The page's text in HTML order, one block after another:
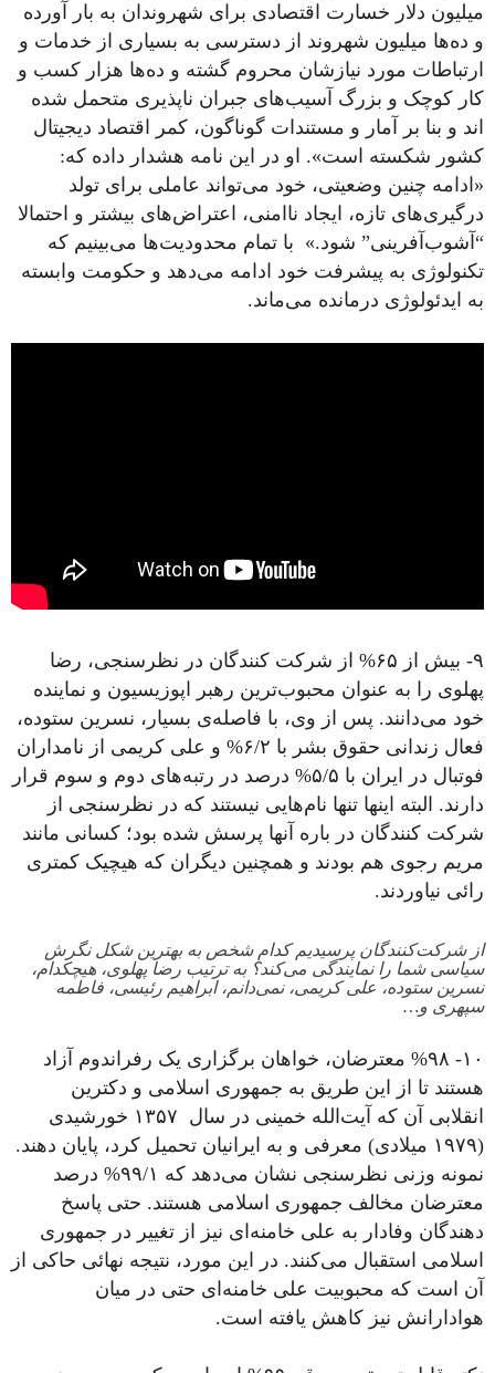
میلیون دلار خسارت اقتصادی برای شهروندان به بار آورده
و ده‌ها میلیون شهروند از دسترسی به بسیاری از خدمات و
ارتباطات مورد نیازشان محروم گشته و ده‌ها هزار کسب و
کار کوچک و بزرگ آسیب‌های جبران ناپذیری متحمل شده
اند و بنا بر آمار و مستندات گوناگون، کمر اقتصاد دیجیتال
کشور شکسته است». او در این نامه هشدار داده که:
«ادامه چنین وضعیتی، خود می‌تواند عاملی برای تولد
درگیری‌های تازه، ایجاد ناامنی، اعتراض‌های بیشتر و احتمالا
“آشوب‌آفرینی” شود.» با تمام محدودیت‌ها می‌بینیم که
تکنولوژی به پیشرفت خود ادامه می‌دهد و حکومت وابسته
به ایدئولوژی درمانده می‌ماند.
۹- بیش از ۶۵% از شرکت کنندگان در نظرسنجی، رضا
پهلوی را به عنوان محبوب‌ترین رهبر اپوزیسیون و نماینده
خود می‌دانند. پس از وی، با فاصله‌ی بسیار، نسرین ستوده،
فعال زندانی حقوق بشر با ۶/۲% و علی کریمی‌ از نامداران
فوتبال در ایران با ۵/۵% درصد در رتبه‌های دوم و سوم قرار
دارند. البته اینها تنها نام‌هایی نیستند که در نظرسنجی از
شرکت کنندگان در باره آنها پرسش شده بود؛ کسانی مانند
مریم رجوی هم بودند و همچنین دیگران که هیچیک کمتری
رائی نیاوردند.
از شرکت‌کنندگان پرسیدیم کدام شخص به بهترین شکل نگرش
سیاسی شما را نمایندگی می‌کند؟ به ترتیب رضا پهلوی، هیچکدام،
نسرین ستوده، علی کریمی، نمی‌دانم، ابراهیم رئیسی، فاطمه
سپهری و…
۱۰- %۹۸ معترضان، خواهان برگزاری یک رفراندوم آزاد
هستند تا از این طریق به جمهوری اسلامی و دکترین
انقلابی آن که آیت‌الله خمینی در سال ۱۳۵۷ خورشیدی
(۱۹۷۹ میلادی) معرفی و به ایرانیان تحمیل کرد، پایان دهند.
نمونه وزنی نظرسنجی نشان می‌دهد که ۹۹/۱% درصد
معترضان مخالف جمهوری اسلامی هستند. حتی پاسخ
دهندگان وفادار به علی خامنه‌ای نیز از تغییر در جمهوری
اسلامی استقبال می‌کنند. در این مورد، نتیجه نهائی حاکی از
آن است که محبوبیت علی خامنه‌ای حتی در میان
هوادارانش نیز کاهش یافته است.